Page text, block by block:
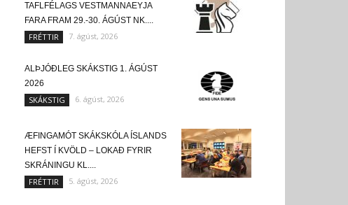
TAFLFÉLAGS VESTMANNAEYJA
FARA FRAM 29.-30. ÁGÚST NK....
FRÉTTIR 7. ágúst, 2026
ALÞJÓÐLEG SKÁKSTIG 1. ÁGÚST
2026
SKÁKSTIG 6. ágúst, 2026
ÆFINGAMÓT SKÁKSKÓLA ÍSLANDS
HEFST Í KVÖLD – LOKAÐ FYRIR
SKRÁNINGU KL....
FRÉTTIR 5. ágúst, 2026